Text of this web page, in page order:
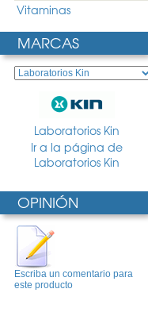
Vitaminas
MARCAS
Laboratorios Kin
Ir a la página de
Laboratorios Kin
OPINIÓN
Escriba un comentario para
este producto